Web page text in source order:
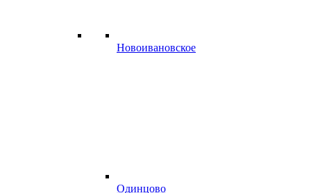
Новоивановское
Одинцово